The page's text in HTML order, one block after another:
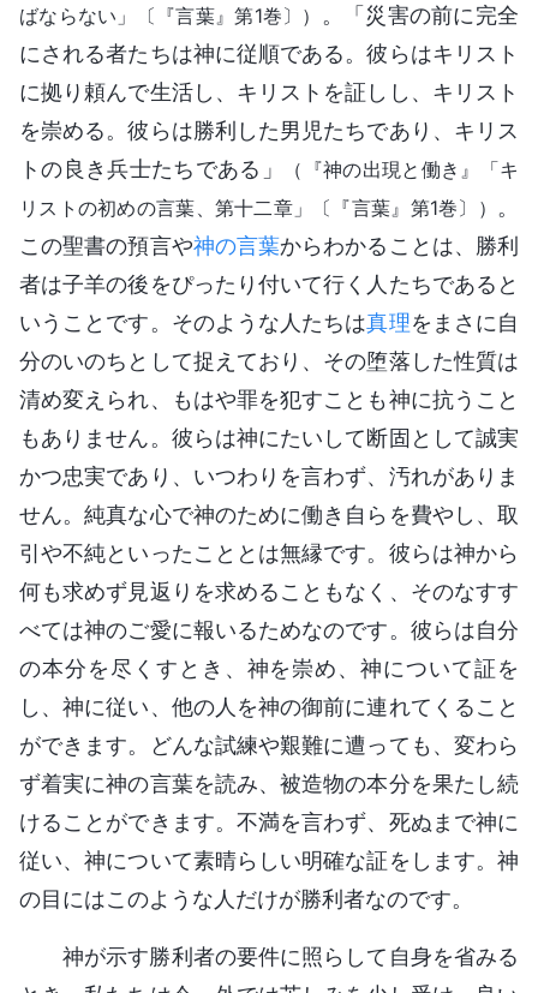
ばならない」〔『言葉』第1巻〕）
。「災害の前に完全
にされる者たちは神に従順である。彼らはキリスト
に拠り頼んで生活し、キリストを証しし、キリスト
を崇める。彼らは勝利した男児たちであり、キリス
トの良き兵士たちである」
（『神の出現と働き』「キ
リストの初めの言葉、第十二章」〔『言葉』第1巻〕） 。
この聖書の預言や神の言葉からわかることは、勝利
者は子羊の後をぴったり付いて行く人たちであると
いうことです。そのような人たちは真理をまさに自
分のいのちとして捉えており、その堕落した性質は
清め変えられ、もはや罪を犯すことも神に抗うこと
もありません。彼らは神にたいして断固として誠実
かつ忠実であり、いつわりを言わず、汚れがありま
せん。純真な心で神のために働き自らを費やし、取
引や不純といったこととは無縁です。彼らは神から
何も求めず見返りを求めることもなく、そのなすす
べては神のご愛に報いるためなのです。彼らは自分
の本分を尽くすとき、神を崇め、神について証を
し、神に従い、他の人を神の御前に連れてくること
ができます。どんな試練や艱難に遭っても、変わら
ず着実に神の言葉を読み、被造物の本分を果たし続
けることができます。不満を言わず、死ぬまで神に
従い、神について素晴らしい明確な証をします。神
の目にはこのような人だけが勝利者なのです。
神が示す勝利者の要件に照らして自身を省みる